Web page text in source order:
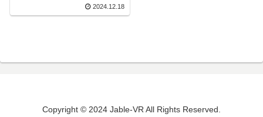
2024.12.18
Copyright © 2024 Jable-VR All Rights Reserved.